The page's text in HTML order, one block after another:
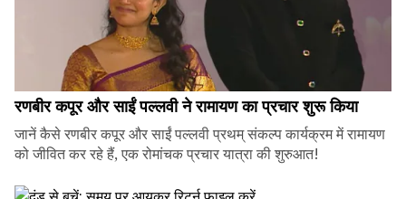
रणबीर कपूर और साईं पल्लवी ने रामायण का प्रचार शुरू किया
जानें कैसे रणबीर कपूर और साईं पल्लवी प्रथम् संकल्प कार्यक्रम में रामायण
को जीवित कर रहे हैं, एक रोमांचक प्रचार यात्रा की शुरुआत!